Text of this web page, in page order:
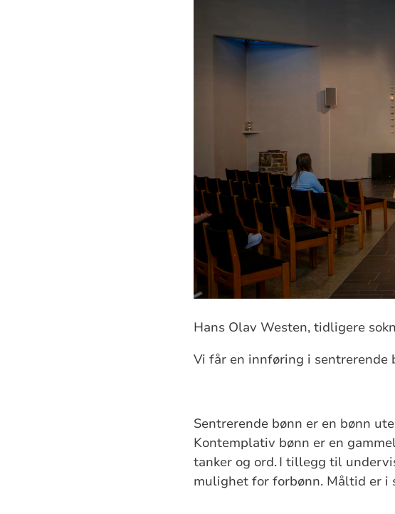
Hans Olav Westen, tidligere
Vi får en innføring i sentrerende
Sentrerende bønn er en bønn
Kontemplativ bønn er en
tanker og ord. I tillegg til
mulighet for forbønn. Måltid er i